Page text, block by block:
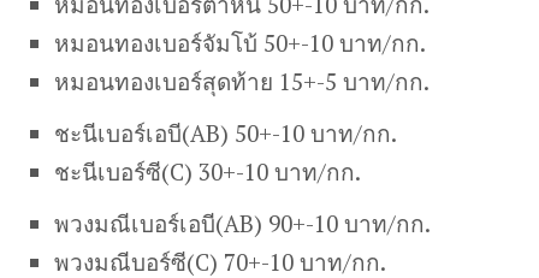
หมอนทองเบอร์จัมโบ้ 50+-10 บาท/กก.
หมอนทองเบอร์สุดท้าย 15+-5 บาท/กก.
ชะนีเบอร์เอบี(AB) 50+-10 บาท/กก.
ชะนีเบอร์ซี(C) 30+-10 บาท/กก.
พวงมณีเบอร์เอบี(AB) 90+-10 บาท/กก.
พวงมณีบอร์ซี(C) 70+-10 บาท/กก.